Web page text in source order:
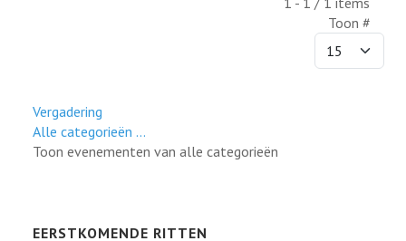
Toon #
Vergadering
Alle categorieën ...
Toon evenementen van alle categorieën
EERSTKOMENDE RITTEN